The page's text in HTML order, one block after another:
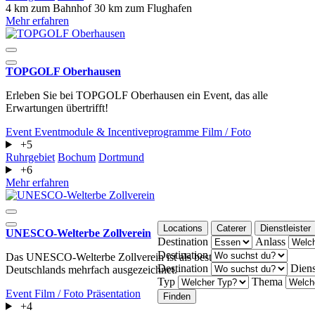
Locations Caterer Dienstleister
Destination
Anlass
Destination
Destination
Typ
Thema
Finden
4 km zum Bahnhof30 km zum Flughafen
Mehr erfahren
TOPGOLF Oberhausen
Erleben Sie bei TOPGOLF Oberhausen ein Event, das alle
Erwartungen übertrifft!
Event Eventmodule & Incentiveprogramme Film / Foto
+5
Ruhrgebiet Bochum Dortmund
+6
Mehr erfahren
UNESCO-Welterbe Zollverein
Das UNESCO-Welterbe Zollverein ist als beste Eventlocation
Deutschlands mehrfach ausgezeichnet.
Event Film / Foto Präsentation
+4